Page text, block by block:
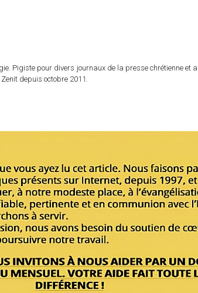
Pigiste pour divers journaux de la presse chrétienne et
depuis octobre 2011.